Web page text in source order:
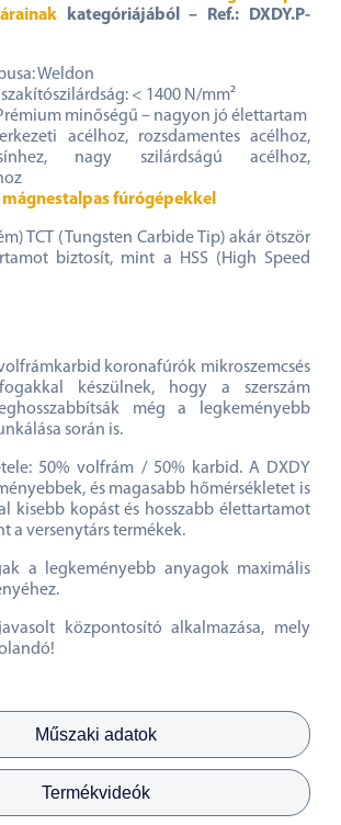
Műszaki adatok
Termékvideók
kategóriájából
– Ref.: DXDY.P-
Weldon
< 1400 N/mm²
minőségű – nagyon jó élettartam
acélhoz, rozsdamentes acélhoz,
nagy szilárdságú acélhoz,
mágnestalpas fúrógépekkel
TCT (Tungsten Carbide Tip) akár ötször
biztosít, mint a HSS (High Speed
koronafúrók mikroszemcsés
készülnek, hogy a szerszám
még a legkeményebb
során is.
50% volfrám / 50% karbid. A DXDY
és magasabb hőmérsékletet is
kisebb kopást és hosszabb élettartamot
a versenytárs termékek.
a legkeményebb anyagok maximális
központosító alkalmazása, mely